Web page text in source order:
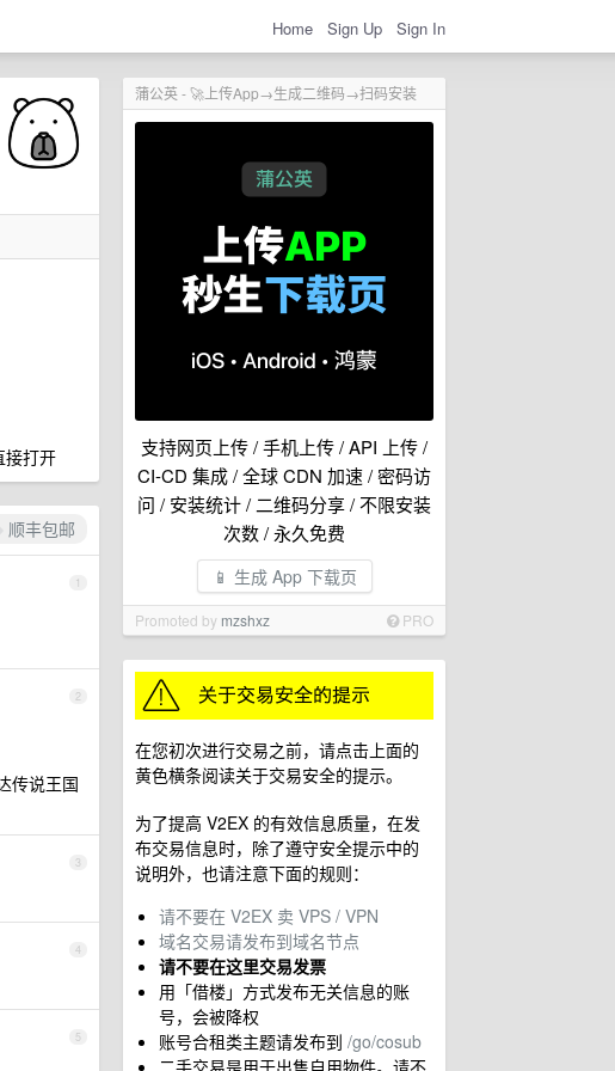
Home Sign Up Sign In
蒲公英 - 🚀上传App→生成二维码→扫码安装
支持网页上传 / 手机上传 / API 上传 /
CI-CD 集成 / 全球 CDN 加速 / 密码访
问 / 安装统计 / 二维码分享 / 不限安装
次数 / 永久免费
📱 生成 App 下载页
Promoted by mzshxz PRO
在您初次进行交易之前，请点击上面的
黄色横条阅读关于交易安全的提示。
为了提高 V2EX 的有效信息质量，在发
布交易信息时，除了遵守安全提示中的
说明外，也请注意下面的规则：
请不要在 V2EX 卖 VPS / VPN
域名交易请发布到域名节点
请不要在这里交易发票
用「借楼」方式发布无关信息的账
号，会被降权
账号合租类主题请发布到 /go/cosub
二手交易是用于出售自用物件。请不
接打开
顺丰包邮
1
2
传说王国
3
4
5